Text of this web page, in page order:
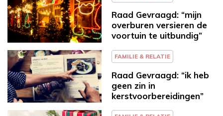
Raad Gevraagd: “mijn
overburen versieren de
voortuin te uitbundig”
FAMILIE & RELATIE
Raad Gevraagd: “ik heb
geen zin in
kerstvoorbereidingen”